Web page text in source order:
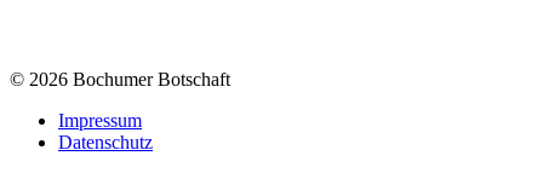
© 2026 Bochumer Botschaft
Impressum
Datenschutz